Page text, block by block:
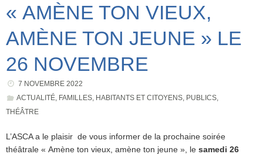
« AMÈNE TON VIEUX,
AMÈNE TON JEUNE » LE
26 NOVEMBRE
7 NOVEMBRE 2022
ACTUALITÉ, FAMILLES, HABITANTS ET CITOYENS, PUBLICS,
THÉÂTRE
L’ASCA a le plaisir de vous informer de la prochaine soirée
théâtrale « Amène ton vieux, amène ton jeune », le samedi 26